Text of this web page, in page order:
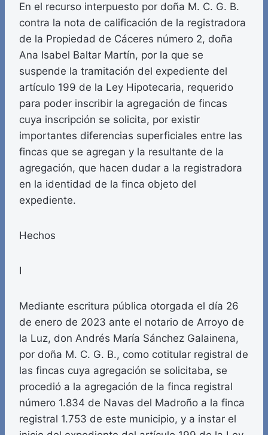
En el recurso interpuesto por doña M. C. G. B.
contra la nota de calificación de la registradora
de la Propiedad de Cáceres número 2, doña
Ana Isabel Baltar Martín, por la que se
suspende la tramitación del expediente del
artículo 199 de la Ley Hipotecaria, requerido
para poder inscribir la agregación de fincas
cuya inscripción se solicita, por existir
importantes diferencias superficiales entre las
fincas que se agregan y la resultante de la
agregación, que hacen dudar a la registradora
en la identidad de la finca objeto del
expediente.
Hechos
I
Mediante escritura pública otorgada el día 26
de enero de 2023 ante el notario de Arroyo de
la Luz, don Andrés María Sánchez Galainena,
por doña M. C. G. B., como cotitular registral de
las fincas cuya agregación se solicitaba, se
procedió a la agregación de la finca registral
número 1.834 de Navas del Madroño a la finca
registral 1.753 de este municipio, y a instar el